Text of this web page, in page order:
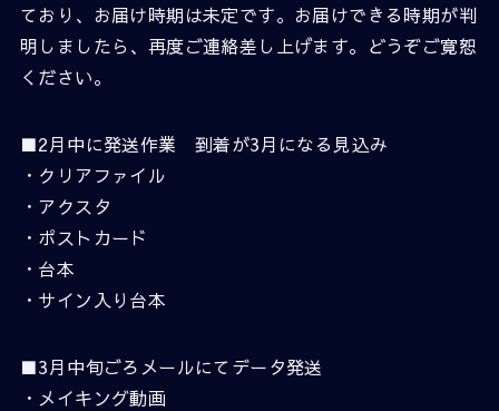
ており、お届け時期は未定です。お届けできる時期が判
明しましたら、再度ご連絡差し上げます。どうぞご寛恕
ください。
■2月中に発送作業 到着が3月になる見込み
・クリアファイル
・アクスタ
・ポストカード
・台本
・サイン入り台本
■3月中旬ごろメールにてデータ発送
・メイキング動画